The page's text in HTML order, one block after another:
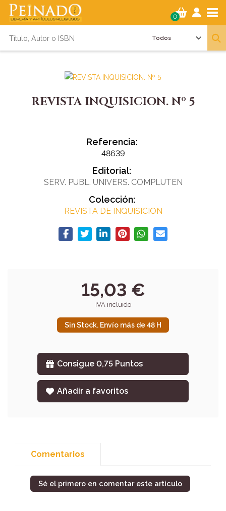
0
REVISTA INQUISICION. Nº 5
Referencia:
48639
Editorial:
SERV. PUBL. UNIVERS. COMPLUTEN
Colección:
REVISTA DE INQUISICION
15,03 €
IVA incluido
Sin Stock. Envío más de 48 H
Consigue 0,75 Puntos
Añadir a favoritos
Comentarios
Sé el primero en comentar este artículo